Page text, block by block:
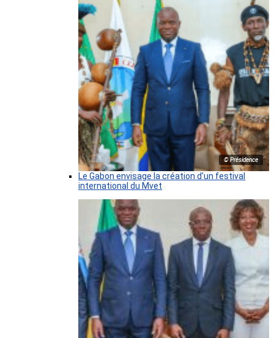
© Présidence
Le Gabon envisage la création d’un festival
international du Mvet